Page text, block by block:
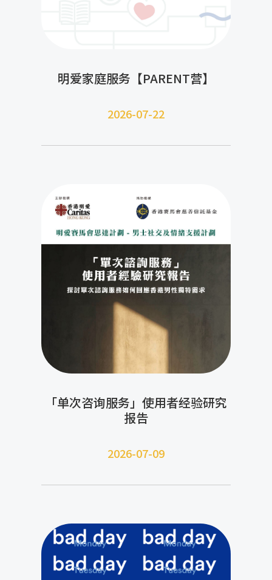
明爱家庭服务【PARENT营】
2026-07-22
「单次咨询服务」使用者经验研究
报告
2026-07-09